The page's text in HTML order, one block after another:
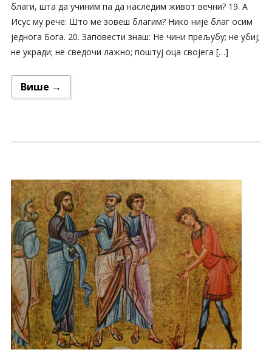
благи, шта да учиним па да наследим живот вечни? 19. А
Исус му рече: Што ме зовеш благим? Нико није благ осим
једнога Бога. 20. Заповести знаш: Не чини прељубу; не убиј;
не укради; не сведочи лажно; поштуј оца својега […]
Више →